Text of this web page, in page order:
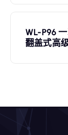
WL-P96
翻盖式高